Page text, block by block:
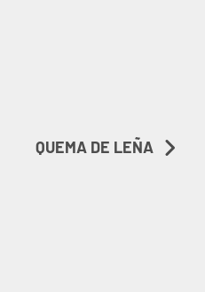
QUEMA DE LEÑA